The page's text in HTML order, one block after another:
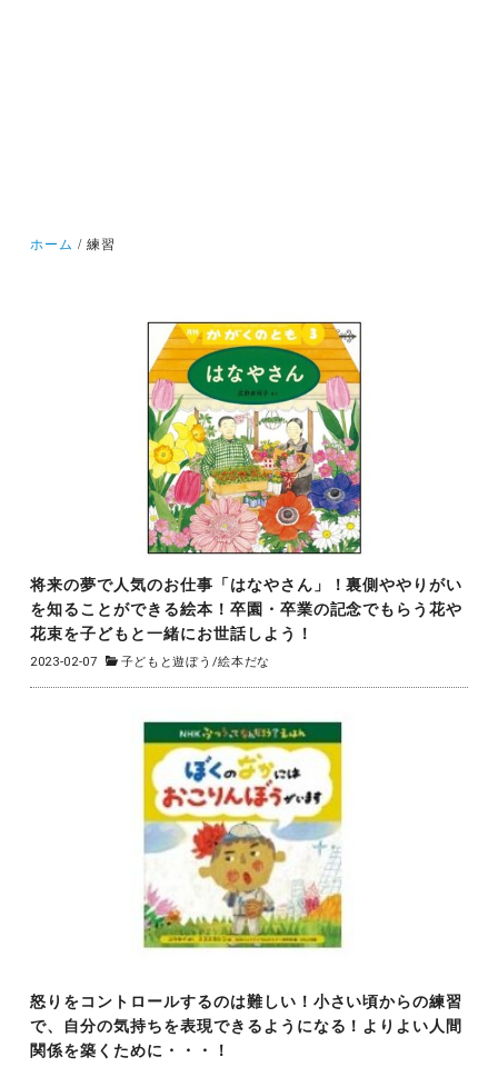
ホーム 練習
将来の夢で人気のお仕事「はなやさん」！裏側ややりがい
を知ることができる絵本！卒園・卒業の記念でもらう花や
花束を子どもと一緒にお世話しよう！
2023-02-07 子どもと遊ぼう /絵本だな
怒りをコントロールするのは難しい！小さい頃からの練習
で、自分の気持ちを表現できるようになる！よりよい人間
関係を築くために・・・！